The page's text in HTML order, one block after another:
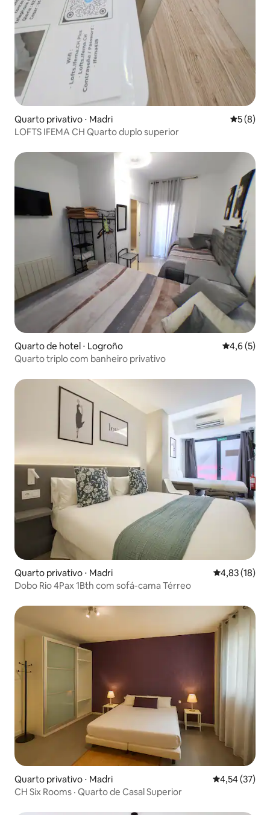
Quarto privativo ⋅ Madri 5 de
5 (8)
LOFTS IFEMA CH Quarto duplo superior
Quarto de hotel ⋅ Logroño 4,6 de
4,6 (5)
Quarto triplo com banheiro privativo
Quarto privativo ⋅ Madri 4,83 de uma
4,83 (18)
Dobo Rio 4Pax 1Bth com sofá-cama Térreo
Quarto privativo ⋅ Madri 4,54 de uma
4,54 (37)
CH Six Rooms · Quarto de Casal Superior